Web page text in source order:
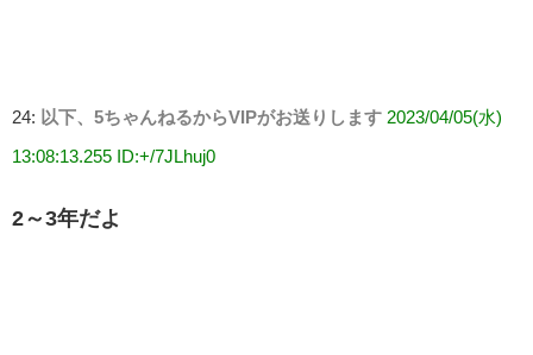
24: 以下、5ちゃんねるからVIPがお送りします 2023/04/05(水)
13:08:13.255 ID:+/7JLhuj0
2～3年だよ